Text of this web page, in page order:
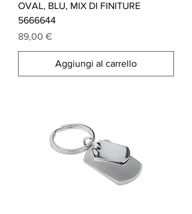
OVAL, BLU, MIX DI FINITURE
5666644
Prezzo
89,00 €
Aggiungi al carrello